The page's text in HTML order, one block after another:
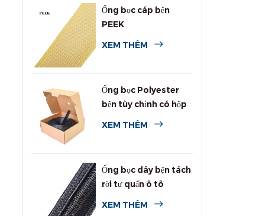
Ống bọc cáp bện
PEEK
XEM THÊM
Ống bọc Polyester
bện tùy chỉnh có hộp
XEM THÊM
Ống bọc dây bện tách
rời tự quấn ô tô
XEM THÊM